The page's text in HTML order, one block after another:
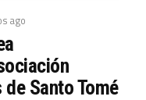
ago
Santo Tomé